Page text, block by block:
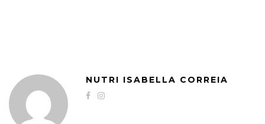
NUTRI ISABELLA CORREIA